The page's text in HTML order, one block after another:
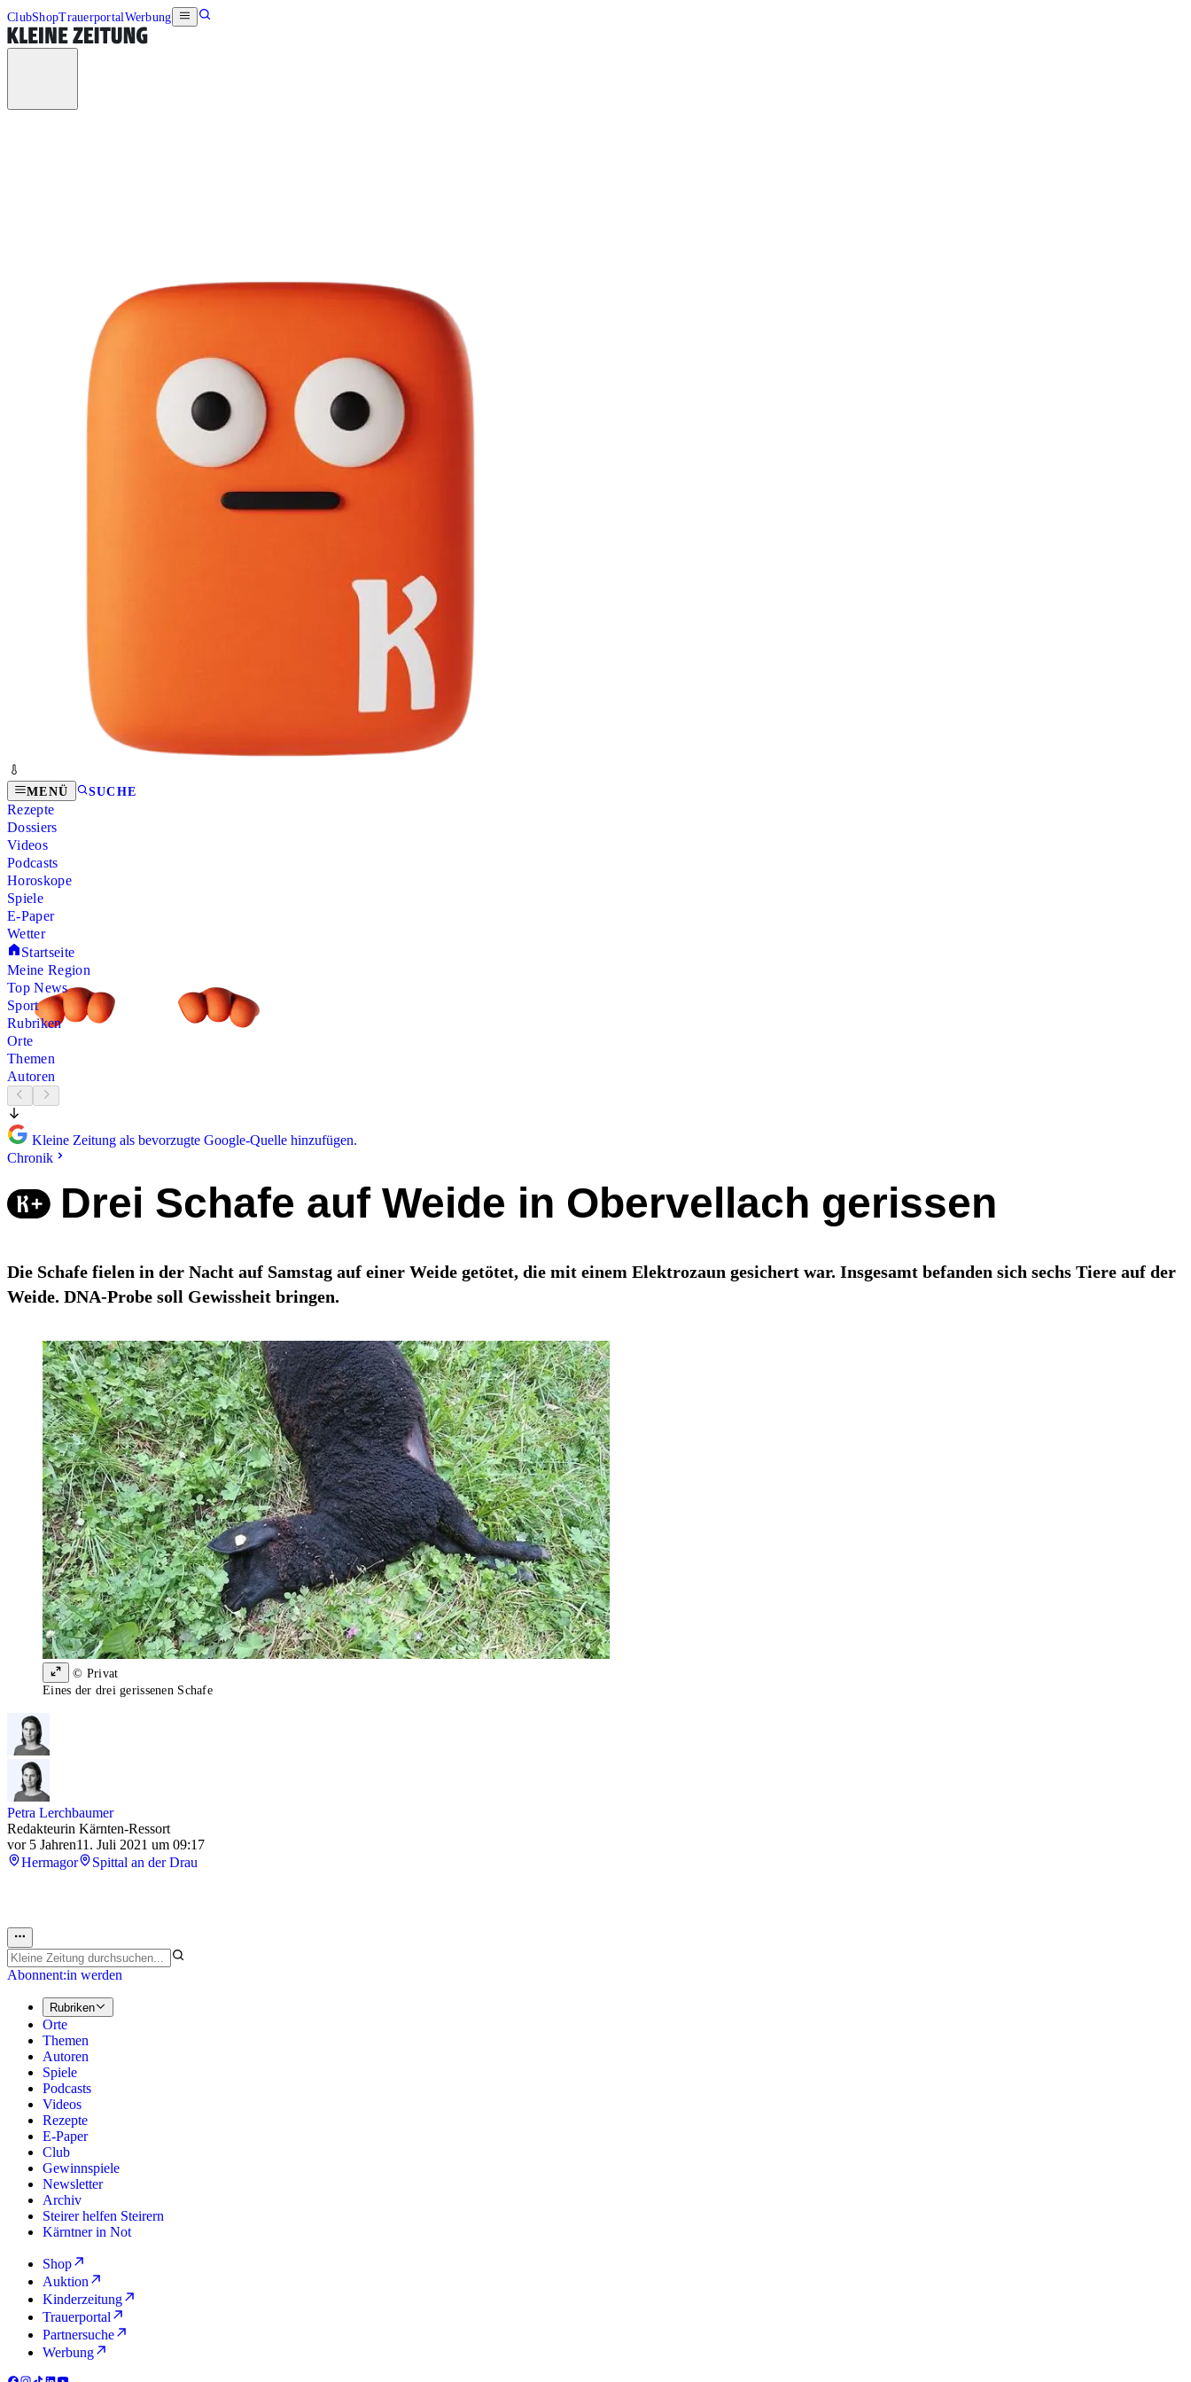
ClubShopTrauerportalWerbung
MENÜ SUCHE
Rezepte
Dossiers
Videos
Podcasts
Horoskope
Spiele
E-Paper
Wetter
Startseite
Meine Region
Top News
Sport
Rubriken
Orte
Themen
Autoren
Kleine Zeitung als bevorzugte Google-Quelle hinzufügen.
Chronik
Drei Schafe auf Weide in Obervellach gerissen
Die Schafe fielen in der Nacht auf Samstag auf einer Weide getötet, die mit einem Elektrozaun gesichert war. Insgesamt befanden sich sechs Tiere auf der
Weide. DNA-Probe soll Gewissheit bringen.
© Privat
Eines der drei gerissenen Schafe
Petra Lerchbaumer
Redakteurin Kärnten-Ressort
vor 5 Jahren11. Juli 2021 um 09:17
Hermagor
Spittal an der Drau
Abonnent:in werden
Rubriken
Orte
Themen
Autoren
Spiele
Podcasts
Videos
Rezepte
E-Paper
Club
Gewinnspiele
Newsletter
Archiv
Steirer helfen Steirern
Kärntner in Not
Shop
Auktion
Kinderzeitung
Trauerportal
Partnersuche
Werbung